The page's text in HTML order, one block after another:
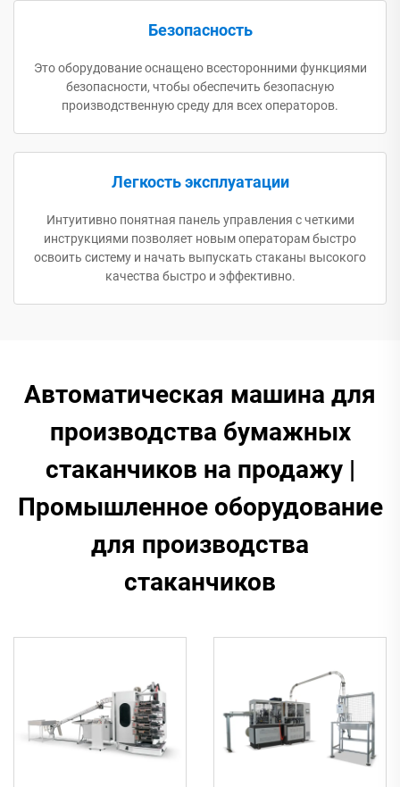
Безопасность
Это оборудование оснащено всесторонними функциями
безопасности, чтобы обеспечить безопасную
производственную среду для всех операторов.
Легкость эксплуатации
Интуитивно понятная панель управления с четкими
инструкциями позволяет новым операторам быстро
освоить систему и начать выпускать стаканы высокого
качества быстро и эффективно.
Автоматическая машина для
производства бумажных
стаканчиков на продажу |
Промышленное оборудование
для производства
стаканчиков